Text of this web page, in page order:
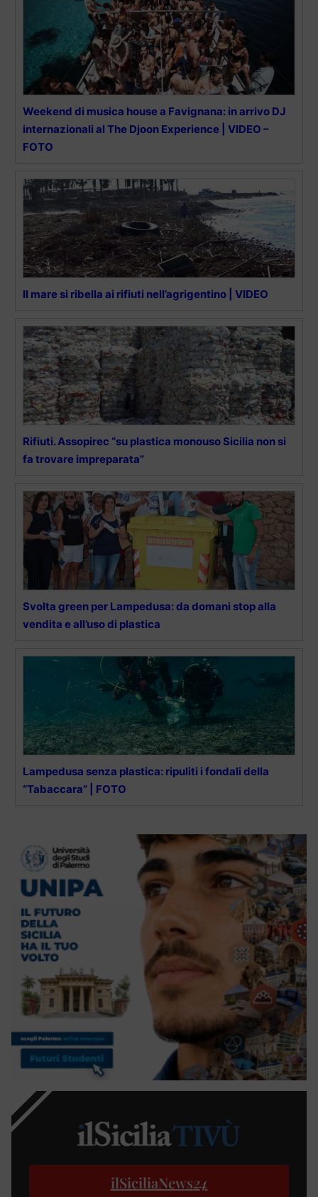
Weekend di musica house a Favignana: in arrivo DJ
internazionali al The Djoon Experience | VIDEO –
FOTO
Il mare si ribella ai rifiuti nell’agrigentino | VIDEO
Rifiuti. Assopirec “su plastica monouso Sicilia non si
fa trovare impreparata”
Svolta green per Lampedusa: da domani stop alla
vendita e all’uso di plastica
Lampedusa senza plastica: ripuliti i fondali della
“Tabaccara” | FOTO
ilSiciliaNews24